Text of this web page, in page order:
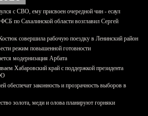
с СВО, ему присвоен очередной чин - есаул
по Сахалинской области возглавил Сергей
совершила рабочую поездку в Ленинский район
режим повышенной готовности
модернизация Арбата
Хабаровский край с поддержкой президента
обеспечат законность и прозрачность выборов в
золота, меди и олова планируют горняки